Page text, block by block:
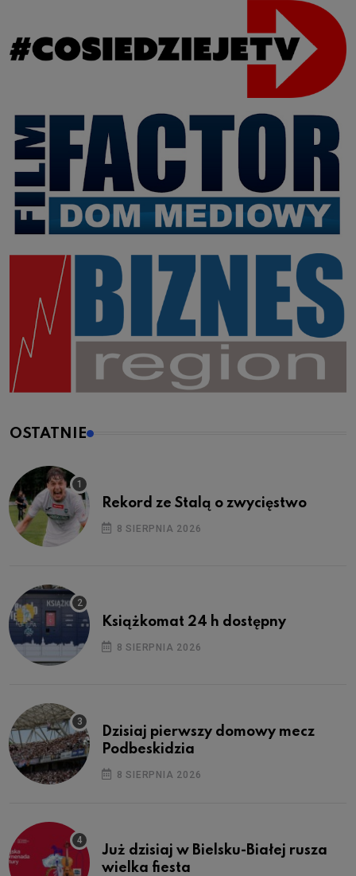
OSTATNIE
Rekord ze Stalą o zwycięstwo
8 SIERPNIA 2026
Książkomat 24 h dostępny
8 SIERPNIA 2026
Dzisiaj pierwszy domowy mecz
Podbeskidzia
8 SIERPNIA 2026
Już dzisiaj w Bielsku-Białej rusza
wielka fiesta